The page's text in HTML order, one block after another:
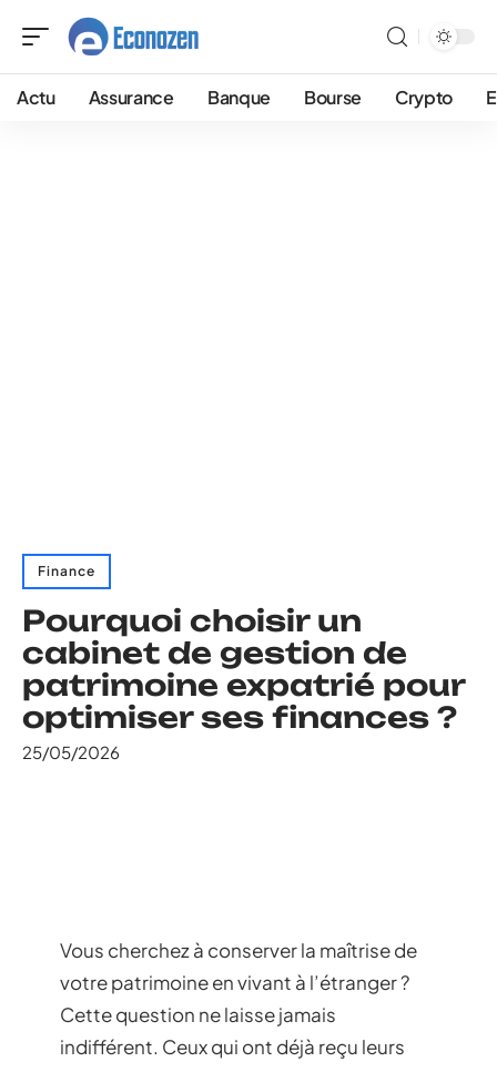
Actu Assurance Banque Bourse Crypto
Finance
Pourquoi choisir un
cabinet de gestion de
patrimoine expatrié pour
optimiser ses finances ?
25/05/2026
Vous cherchez à conserver la maîtrise de
votre patrimoine en vivant à l’étranger ?
Cette question ne laisse jamais
indifférent. Ceux qui ont déjà reçu leurs